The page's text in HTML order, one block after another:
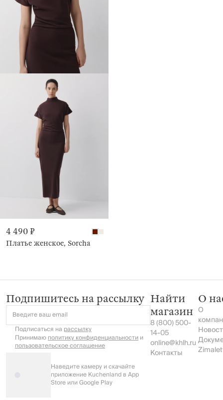
4 490 ₽
Платье женское, Sorcha
Подпишитесь на рассылку
Введите ваш email
Подписаться на рассылку
Принимаюполитику конфиденциальностии
пользовательское соглашение
Наведите камеру и скачайте
приложение Kuchenland в App
Store или Google Play
Найти
магазин
8 (800) 500-
14-05
online@khlh.ru
Контакты
О
О